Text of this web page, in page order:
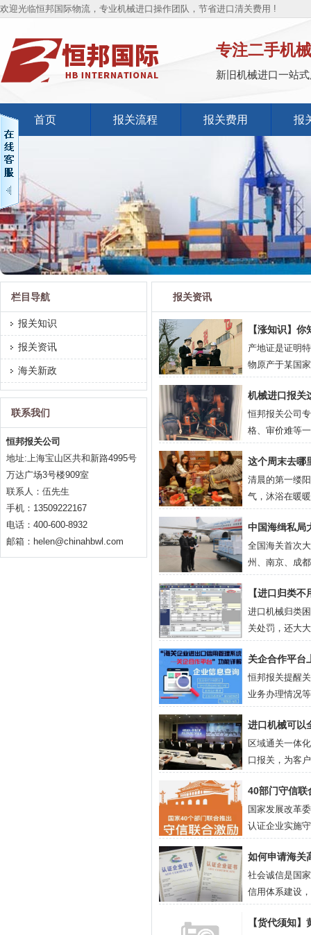
欢迎光临恒邦国际物流，专业机械进口操作团队，节省进口清关费用 !
专注二手机
新旧机械进口一站
首页 报关流程 报关费用 报
栏目导航
报关知识
报关资讯
海关新政
联系我们
恒邦报关公司
地址:上海宝山区共和新路4995号
万达广场3号楼909室
联系人：伍先生
手机：13509222167
电话：400-600-8932
邮箱：helen@chinahbwl.com
报关资讯
【涨知识】
产地证是证明
物原产于某国
（非优惠原产
机械进口报关
恒邦报关公司
格、审价难等
这个周末去哪
清晨的第一缕
气，沐浴在暖
享皇家园林别
中国海缉私局
全国海关首次
州、南京、成
【进口归类
进口机械归类
关处罚，还大
关企合作平台
恒邦报关提醒
业务办理情况
进口机械可以
区域通关一体
口报关，为客
40部门守信联
国家发展改革
认证企业实施
如何申请海关
社会诚信是国
信用体系建设
争力。...
【货代须知